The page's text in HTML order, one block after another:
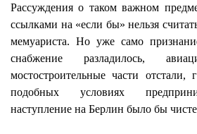
Рассуждения о таком важном
ссылками на «если бы» нельзя
мемуариста. Но уже само
снабжение разладилось,
мостостроительные части
подобных условиях
наступление на Берлин было бы